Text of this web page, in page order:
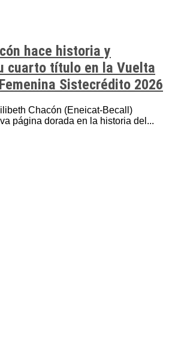
hace historia y
cuarto título en la Vuelta
Sistecrédito 2026
Chacón (Eneicat-Becall)
página dorada en la historia del...